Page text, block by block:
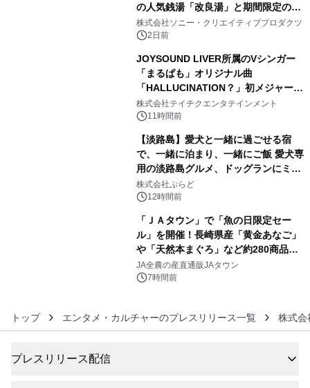
の人気銭湯「改良湯」と期間限定のコ
ラボレーション サウナイキタイコラ
ボグッズも発売決定！
株式会社ソニー・クリエイティブプロダクツ
2日前
JOYSOUND LIVER所属のVシンガー
「まるぱも」オリジナル曲
「HALLUCINATION？」初メジャー配
信リリース決定！
株式会社テイチクエンタテインメント
11時間前
【淡路島】愛犬と一緒に過ごせる宿
で、一緒に泊まり、一緒にご飯 愛犬専
用の淡路島グルメ、ドッグランにミニ
プール グランピングとトレーラーハウ
スの2施設で
株式会社ぷらど
12時間前
「ＪＡタウン」で「魚の日限定セー
ル」を開催！長崎県産「黄金あなご」
や「天然本まぐろ」など約280商品を
販売！～毎月１０日の定例企画～
JA全農の産直通販JAタウン
7時間前
トップ エンタメ・カルチャーのプレスリリース一覧 株式会
プレスリリース配信